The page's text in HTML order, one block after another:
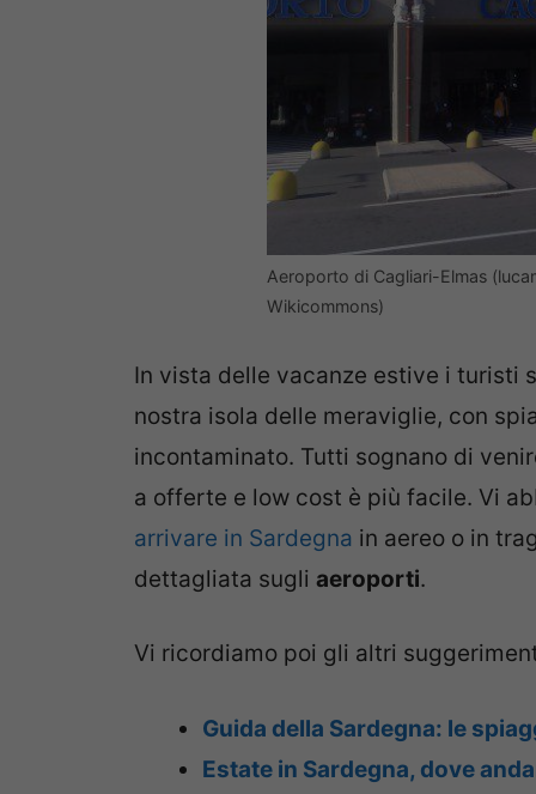
Aeroporto di Cagliari-Elmas
Wikicommons)
In vista delle vacanze estive i turisti
nostra isola delle meraviglie, con
incontaminato. Tutti sognano di
a offerte e low cost è più facile. Vi
arrivare in Sardegna in aereo o in
dettagliata sugli aeroporti.
Vi ricordiamo poi gli altri
Guida della Sardegna: le
Estate in Sardegna, dove